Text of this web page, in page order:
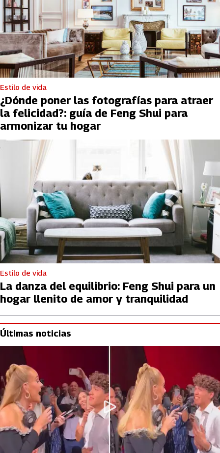
Estilo de vida
¿Dónde poner las fotografías para atraer
la felicidad?: guía de Feng Shui para
armonizar tu hogar
Estilo de vida
La danza del equilibrio: Feng Shui para un
hogar llenito de amor y tranquilidad
Últimas noticias